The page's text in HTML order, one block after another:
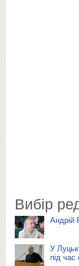
Вибір
Андрій
У
під